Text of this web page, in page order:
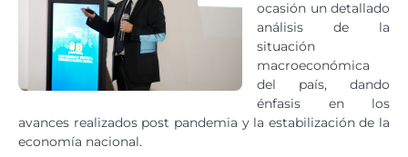
ocasión un detallado
análisis de la
situación
macroeconómica
del país, dando
énfasis en los
avances realizados post pandemia y la estabilización de la
economía nacional.